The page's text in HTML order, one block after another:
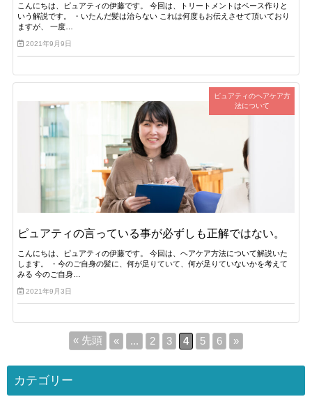
こんにちは、ピュアティの伊藤です。 今回は、トリートメントはベース作りと
いう解説です。 ・いたんだ髪は治らない これは何度もお伝えさせて頂いており
ますが、 一度…
2021年9月9日
ピュアティのヘアケア方
法について
ピュアティの言っている事が必ずしも正解ではない。
こんにちは、ピュアティの伊藤です。 今回は、ヘアケア方法について解説いた
します。 ・今のご自身の髪に、何が足りていて、何が足りていないかを考えて
みる 今のご自身…
2021年9月3日
« 先頭 « ... 2 3 4 5 6 »
カテゴリー